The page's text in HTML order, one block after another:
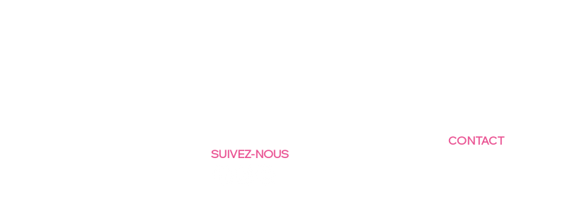
SUIVEZ-NOUS
CONTACT